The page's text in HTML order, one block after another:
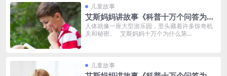
儿童故事
艾斯妈妈讲故事《科普十万个问答为什
么：人体真有趣》MP3打包下载 167集
人体就像一座大型游乐园，里头藏着许多惊奇机
关和秘密。 艾斯妈妈十万个为什么第...
儿童故事